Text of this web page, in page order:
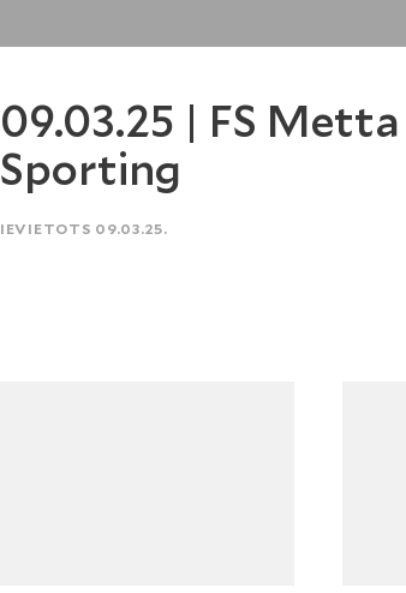
09.03.25 | FS Metta
Sporting
IEVIETOTS 09.03.25.